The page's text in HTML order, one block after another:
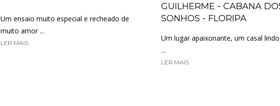
Um ensaio muito especial e recheado de
muito amor ...
LER MAIS
GUILHERME - CABANA
SONHOS - FLORIPA
Um lugar apaixonante, um casal
...
LER MAIS